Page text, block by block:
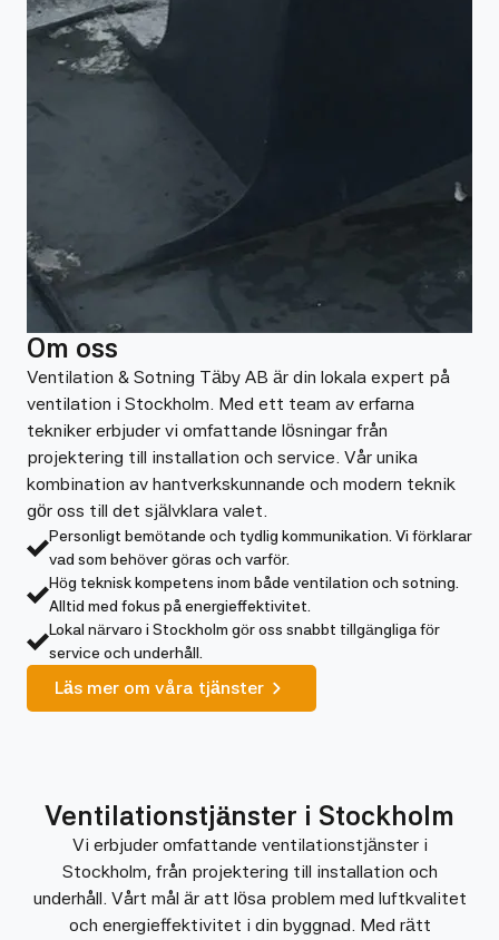
Om oss
Ventilation & Sotning Täby AB är din lokala expert på
ventilation i Stockholm. Med ett team av erfarna
tekniker erbjuder vi omfattande lösningar från
projektering till installation och service. Vår unika
kombination av hantverkskunnande och modern teknik
gör oss till det självklara valet.
Personligt bemötande och tydlig kommunikation. Vi förklarar
vad som behöver göras och varför.
Hög teknisk kompetens inom både ventilation och sotning.
Alltid med fokus på energieffektivitet.
Lokal närvaro i Stockholm gör oss snabbt tillgängliga för
service och underhåll.
Läs mer om våra tjänster
Ventilationstjänster i Stockholm
Vi erbjuder omfattande ventilationstjänster i
Stockholm, från projektering till installation och
underhåll. Vårt mål är att lösa problem med luftkvalitet
och energieffektivitet i din byggnad. Med rätt